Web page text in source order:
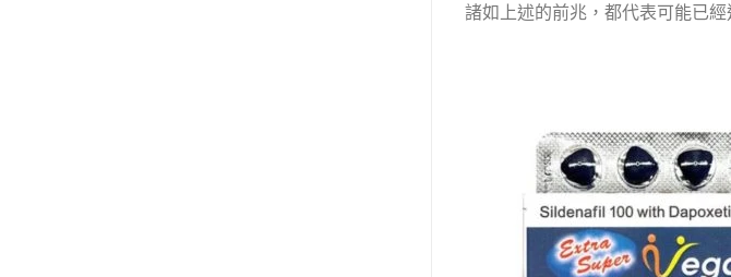
諸如上述的前兆，都代表可能已經